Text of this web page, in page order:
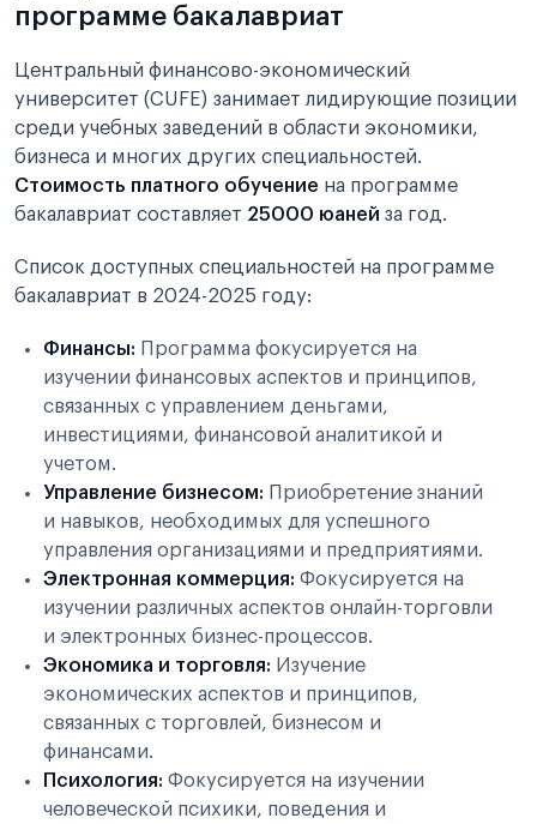
программе бакалавриат
Центральный финансово-экономический
университет (CUFE) занимает лидирующие позиции
среди учебных заведений в области экономики,
бизнеса и многих других специальностей.
Стоимость платного обучение на программе
бакалавриат составляет 25000 юаней за год.
Список доступных специальностей на программе
бакалавриат в 2024-2025 году:
Финансы: Программа фокусируется на
изучении финансовых аспектов и принципов,
связанных с управлением деньгами,
инвестициями, финансовой аналитикой и
учетом.
Управление бизнесом: Приобретение знаний
и навыков, необходимых для успешного
управления организациями и предприятиями.
Электронная коммерция: Фокусируется на
изучении различных аспектов онлайн-торговли
и электронных бизнес-процессов.
Экономика и торговля: Изучение
экономических аспектов и принципов,
связанных с торговлей, бизнесом и
финансами.
Психология: Фокусируется на изучении
человеческой психики, поведения и